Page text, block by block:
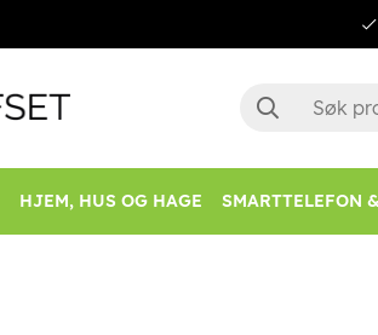
HJEM, HUS OG HAGE SMARTTELEFON